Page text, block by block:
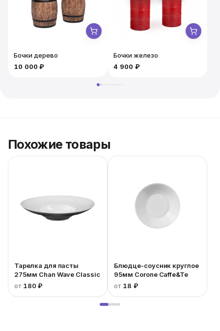
Арендуйте Chan Wave Classic и забудьте о мелочах!
Бочки дерево
10 000 ₽
Бочки железо
4 900 ₽
Похожие товары
Тарелка для пасты
275мм Chan Wave Classic
от 180 ₽
Блюдце-соусник круглое
95мм Corone Caffe&Te
от 18 ₽